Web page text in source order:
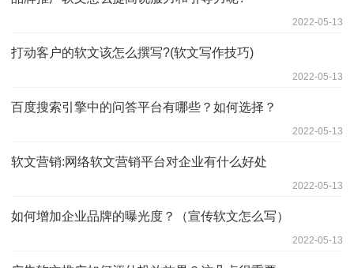
2022-05-13
打动客户的软文该怎么撰写?(软文写作技巧)
2022-05-13
百度搜索引擎中的问答平台有哪些？如何选择？
2022-05-13
软文营销:网络软文营销平台对企业有什么好处
2022-05-13
如何增加企业品牌的曝光度？（宣传软文怎么写）
2022-05-13